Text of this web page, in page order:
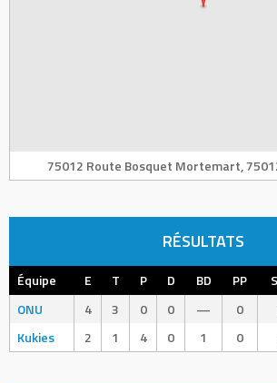
75012 Route Bosquet Mortemart,
RÉSULTATS
Équipe E T P D BD PP
ONU
4 3 0 0 — 0
Kukies
2 1 4 0 1 0